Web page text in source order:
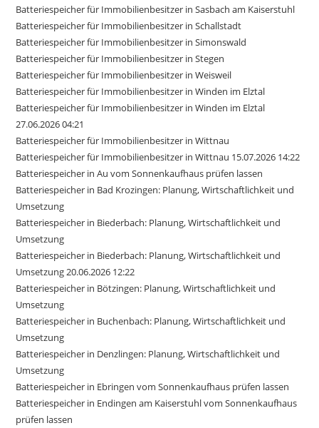
Batteriespeicher für Immobilienbesitzer in Sasbach am Kaiserstuhl
Batteriespeicher für Immobilienbesitzer in Schallstadt
Batteriespeicher für Immobilienbesitzer in Simonswald
Batteriespeicher für Immobilienbesitzer in Stegen
Batteriespeicher für Immobilienbesitzer in Weisweil
Batteriespeicher für Immobilienbesitzer in Winden im Elztal
Batteriespeicher für Immobilienbesitzer in Winden im Elztal
27.06.2026 04:21
Batteriespeicher für Immobilienbesitzer in Wittnau
Batteriespeicher für Immobilienbesitzer in Wittnau 15.07.2026 14:22
Batteriespeicher in Au vom Sonnenkaufhaus prüfen lassen
Batteriespeicher in Bad Krozingen: Planung, Wirtschaftlichkeit und
Umsetzung
Batteriespeicher in Biederbach: Planung, Wirtschaftlichkeit und
Umsetzung
Batteriespeicher in Biederbach: Planung, Wirtschaftlichkeit und
Umsetzung 20.06.2026 12:22
Batteriespeicher in Bötzingen: Planung, Wirtschaftlichkeit und
Umsetzung
Batteriespeicher in Buchenbach: Planung, Wirtschaftlichkeit und
Umsetzung
Batteriespeicher in Denzlingen: Planung, Wirtschaftlichkeit und
Umsetzung
Batteriespeicher in Ebringen vom Sonnenkaufhaus prüfen lassen
Batteriespeicher in Endingen am Kaiserstuhl vom Sonnenkaufhaus
prüfen lassen